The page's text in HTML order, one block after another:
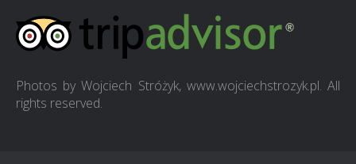
Photos by Wojciech Stróżyk, www.wojciechstrozyk.pl. All
rights reserved.